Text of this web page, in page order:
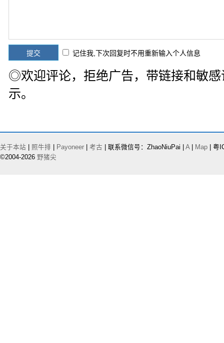
记住我,下次回复时不用重新输入个人信息
◎欢迎评论，拒绝广告，带链接和敏
示。
关于本站 照牛排 Payoneer 考古 | 联系微信号：ZhaoNiuPai | A| Map | 粤
©2004-2026 野猪尖